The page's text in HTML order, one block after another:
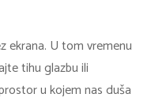
ekrana. U tom vremenu
tihu glazbu ili
u kojem nas duša